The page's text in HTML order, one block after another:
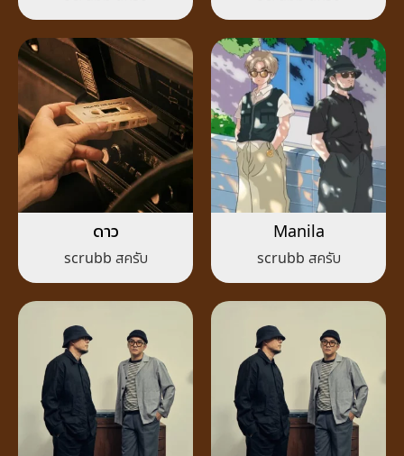
ดาว
scrubb สครับ
Manila
scrubb สครับ